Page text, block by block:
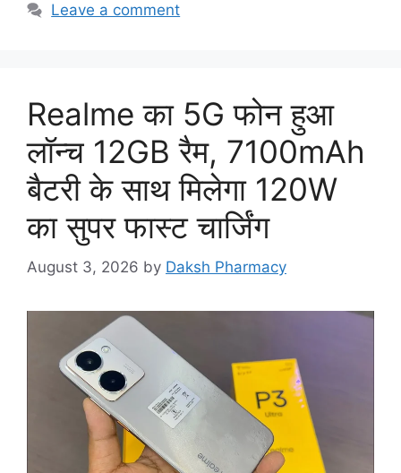
Leave a comment
Realme का 5G फोन हुआ
लॉन्च 12GB रैम, 7100mAh
बैटरी के साथ मिलेगा 120W
का सुपर फास्ट चार्जिंग
August 3, 2026 by Daksh Pharmacy